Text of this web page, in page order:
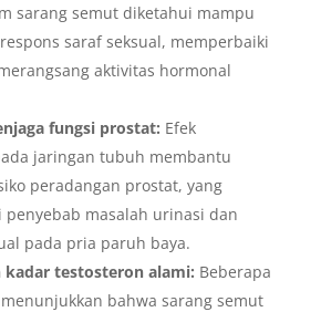
sarang semut diketahui mampu
saraf seksual, memperbaiki
aktivitas hormonal
fungsi prostat: Efek
jaringan tubuh membantu
peradangan prostat, yang
masalah urinasi dan
pada pria paruh baya.
testosteron alami: Beberapa
bahwa sarang semut